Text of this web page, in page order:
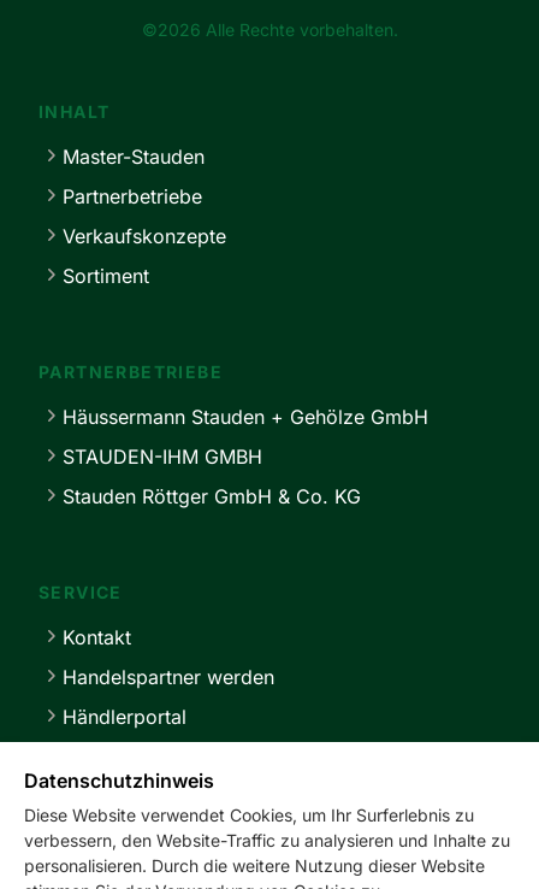
©2026 Alle Rechte vorbehalten.
INHALT
Master-Stauden
Partnerbetriebe
Verkaufskonzepte
Sortiment
PARTNERBETRIEBE
Häussermann Stauden + Gehölze GmbH
STAUDEN-IHM GMBH
Stauden Röttger GmbH & Co. KG
SERVICE
Kontakt
Handelspartner werden
Händlerportal
Datenschutzhinweis
Diese Website verwendet Cookies, um Ihr Surferlebnis zu
verbessern, den Website-Traffic zu analysieren und Inhalte zu
personalisieren. Durch die weitere Nutzung dieser Website